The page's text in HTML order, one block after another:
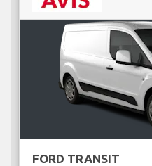
FORD TRANSIT